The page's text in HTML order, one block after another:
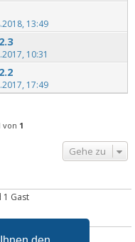
13:49
10:31
17:49
von 1
Gehe zu
1 Gast
erstellen.